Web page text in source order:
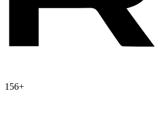
156+